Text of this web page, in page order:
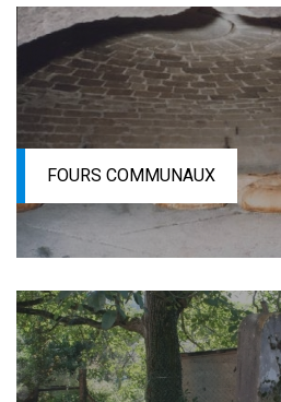
FOURS COMMUNAUX